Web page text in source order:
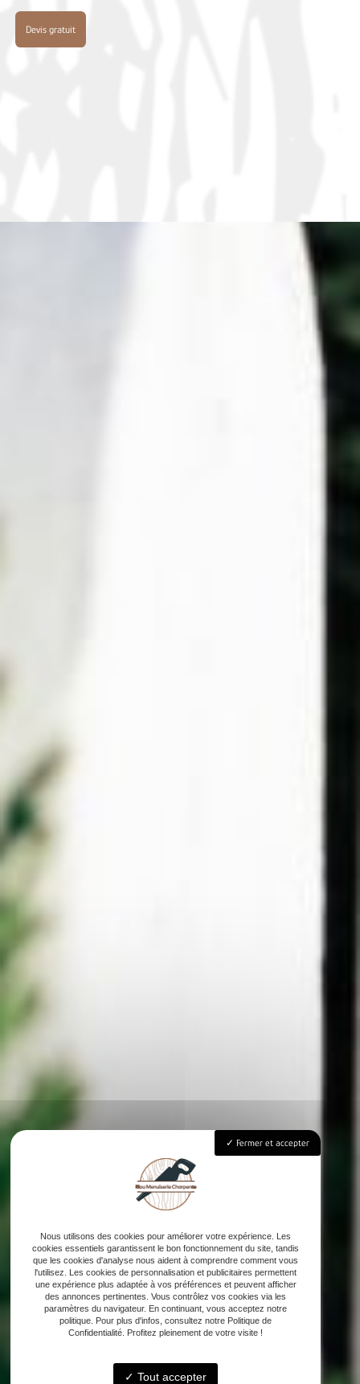
Devis gratuit
Fermer et accepter
Nous utilisons des cookies pour améliorer votre expérience. Les
cookies essentiels garantissent le bon fonctionnement du site, tandis
que les cookies d'analyse nous aident à comprendre comment vous
l'utilisez. Les cookies de personnalisation et publicitaires permettent
une expérience plus adaptée à vos préférences et peuvent afficher
des annonces pertinentes. Vous contrôlez vos cookies via les
paramètres du navigateur. En continuant, vous acceptez notre
politique. Pour plus d'infos, consultez notre Politique de
Confidentialité. Profitez pleinement de votre visite !
Tout accepter